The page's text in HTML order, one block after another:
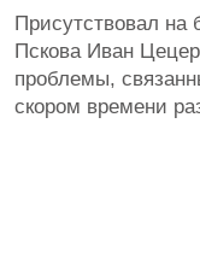
Присутствовал на
Пскова Иван
проблемы,
скором времени